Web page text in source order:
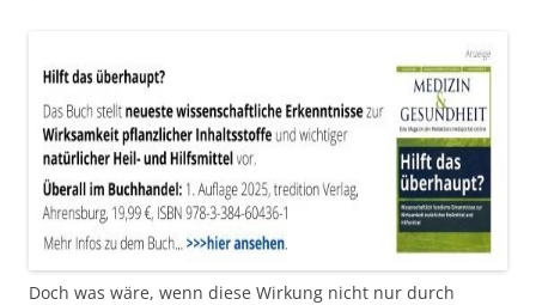
Doch was wäre, wenn diese Wirkung nicht nur durch